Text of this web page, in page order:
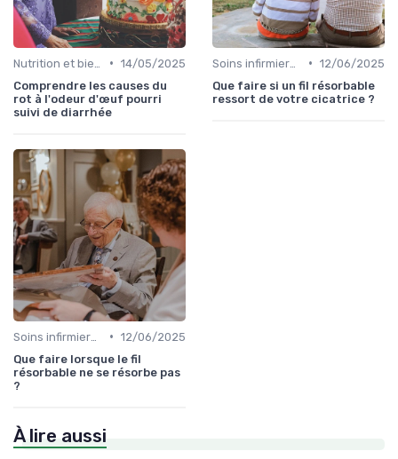
• 14/05/2025
Comprendre les causes du
rot à l'odeur d'œuf pourri
suivi de diarrhée
• 12/06/2025
Que faire si un fil résorbable
ressort de votre cicatrice ?
• 12/06/2025
Que faire lorsque le fil
résorbable ne se résorbe pas
?
À lire aussi